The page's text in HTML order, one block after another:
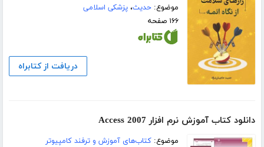
موضوع:حدیث،پزشکی اسلامی
۱۶۶ صفحه
دریافت از کتابراه
دانلود کتاب آموزش نرم افزار Access 2007
موضوع:کتاب‌های آموزش و ترفند کامپیوتر